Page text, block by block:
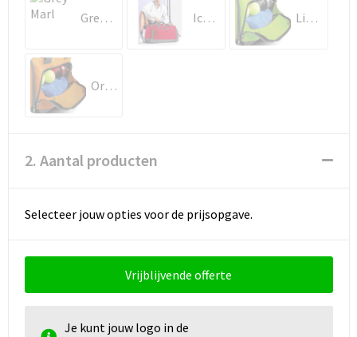
Sporttassen
Tablettassen
Grey Marl Ice Grey Lime Green
Orange
2. Aantal producten
Selecteer jouw opties voor de prijsopgave.
Vrijblijvende offerte
Je kunt jouw logo in de